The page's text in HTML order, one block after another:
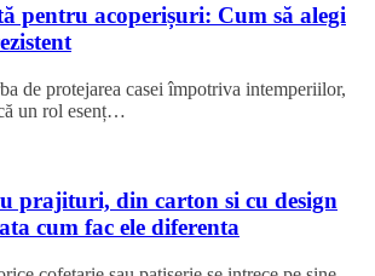
pentru acoperișuri: Cum să alegi
de protejarea casei împotriva intemperiilor,
un rol esenț…
prajituri, din carton si cu design
cum fac ele diferenta